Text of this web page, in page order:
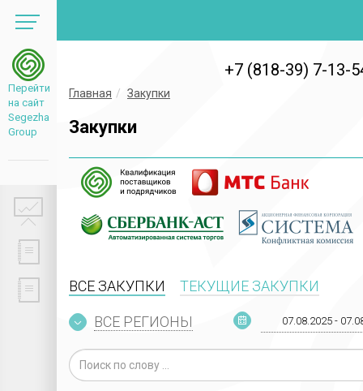
Перейти
на сайт
Segezha
Group
+7 (818-39) 7-13-
Главная Закупки
Закупки
ВСЕ ЗАКУПКИ ТЕКУЩИЕ ЗАКУПКИ
ВСЕ РЕГИОНЫ